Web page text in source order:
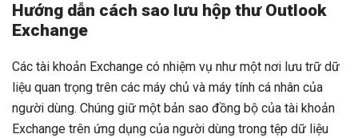
Hướng dẫn cách sao lưu hộp thư Outlook
Exchange
Các tài khoản Exchange có nhiệm vụ như một nơi lưu trữ dữ
liệu quan trọng trên các máy chủ và máy tính cá nhân của
người dùng. Chúng giữ một bản sao đồng bộ của tài khoản
Exchange trên ứng dụng của người dùng trong tệp dữ liệu